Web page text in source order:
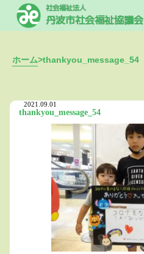
社会福祉法人
丹波市社会福祉協議会
ホーム>thankyou_message_54
2021.09.01
thankyou_message_54